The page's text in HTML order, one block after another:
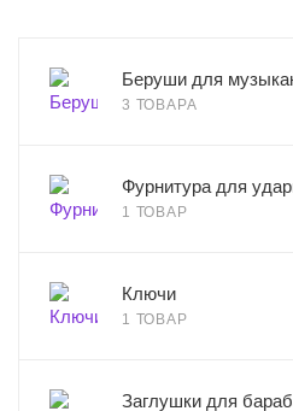
Беруши для
3 ТОВАРА
Фурнитура для
1 ТОВАР
Ключи
1 ТОВАР
Заглушки для